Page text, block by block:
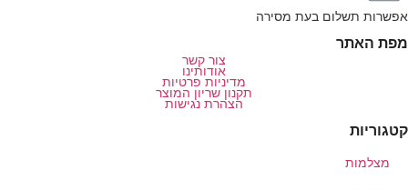
אפשרות תשלום בעת מסירה
מפת האתר
צור קשר
אודותינו
מדיניות פרטיות
תקנון שריון המוצר
הצהרת נגישות
קטגוריות
מצלמות